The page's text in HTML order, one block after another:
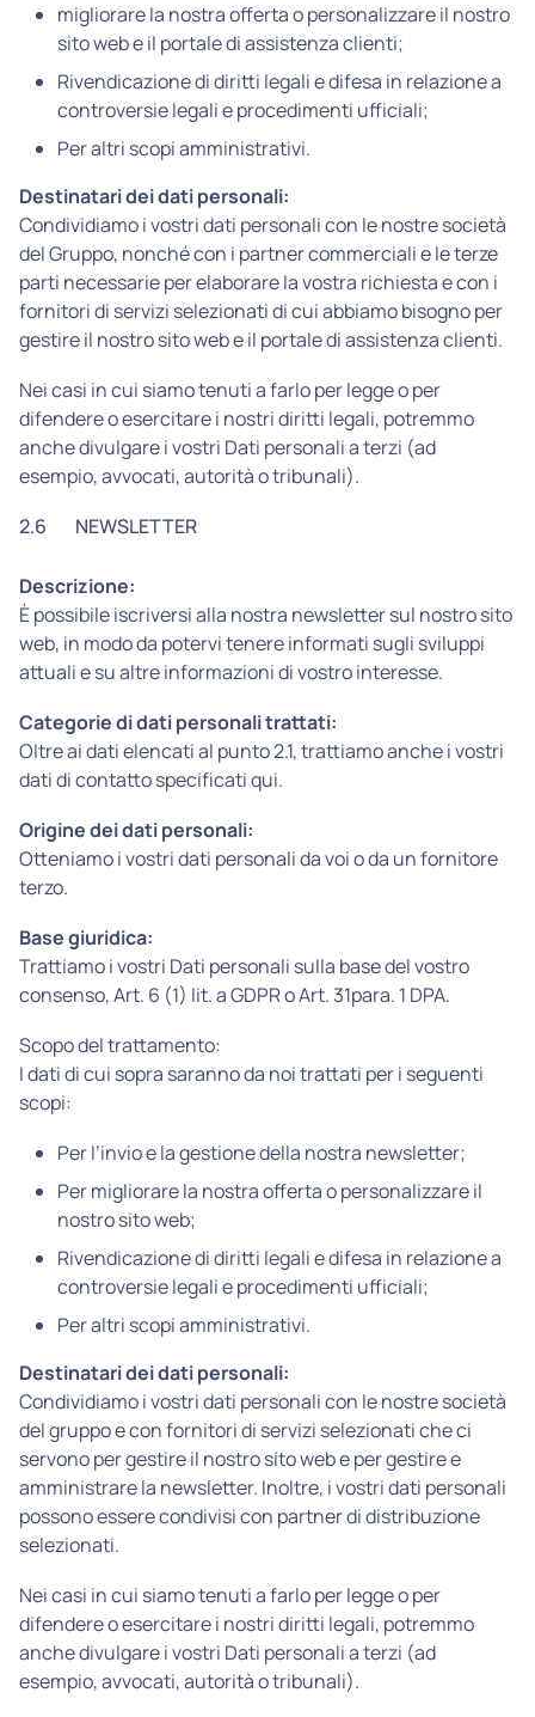
migliorare la nostra offerta o personalizzare il nostro
sito web e il portale di assistenza clienti;
Rivendicazione di diritti legali e difesa in relazione a
controversie legali e procedimenti ufficiali;
Per altri scopi amministrativi.
Destinatari dei dati personali:
Condividiamo i vostri dati personali con le nostre società
del Gruppo, nonché con i partner commerciali e le terze
parti necessarie per elaborare la vostra richiesta e con i
fornitori di servizi selezionati di cui abbiamo bisogno per
gestire il nostro sito web e il portale di assistenza clienti.
Nei casi in cui siamo tenuti a farlo per legge o per
difendere o esercitare i nostri diritti legali, potremmo
anche divulgare i vostri Dati personali a terzi (ad
esempio, avvocati, autorità o tribunali).
2.6
NEWSLETTER
Descrizione:
È possibile iscriversi alla nostra newsletter sul nostro sito
web, in modo da potervi tenere informati sugli sviluppi
attuali e su altre informazioni di vostro interesse.
Categorie di dati personali trattati:
Oltre ai dati elencati al punto 2.1, trattiamo anche i vostri
dati di contatto specificati qui.
Origine dei dati personali:
Otteniamo i vostri dati personali da voi o da un fornitore
terzo.
Base giuridica:
Trattiamo i vostri Dati personali sulla base del vostro
consenso, Art. 6 (1) lit. a GDPR o Art. 31para. 1 DPA.
Scopo del trattamento:
I dati di cui sopra saranno da noi trattati per i seguenti
scopi:
Per l’invio e la gestione della nostra newsletter;
Per migliorare la nostra offerta o personalizzare il
nostro sito web;
Rivendicazione di diritti legali e difesa in relazione a
controversie legali e procedimenti ufficiali;
Per altri scopi amministrativi.
Destinatari dei dati personali:
Condividiamo i vostri dati personali con le nostre società
del gruppo e con fornitori di servizi selezionati che ci
servono per gestire il nostro sito web e per gestire e
amministrare la newsletter. Inoltre, i vostri dati personali
possono essere condivisi con partner di distribuzione
selezionati.
Nei casi in cui siamo tenuti a farlo per legge o per
difendere o esercitare i nostri diritti legali, potremmo
anche divulgare i vostri Dati personali a terzi (ad
esempio, avvocati, autorità o tribunali).